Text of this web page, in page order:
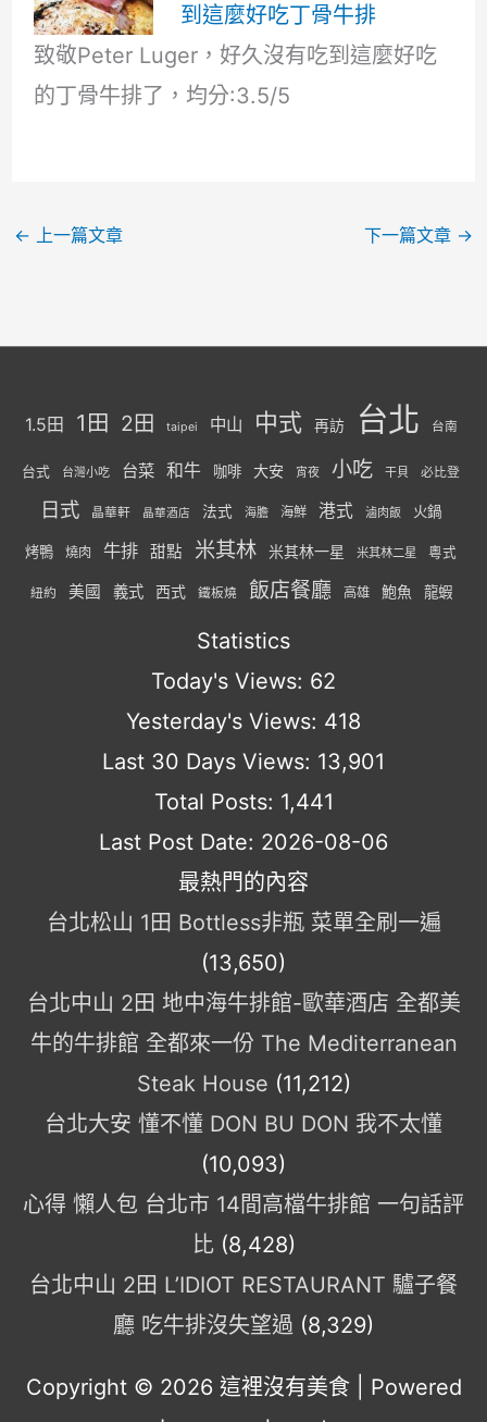
到這麼好吃丁骨牛排
致敬Peter Luger，好久沒有吃到這麼好吃
的丁骨牛排了，均分:3.5/5
← 上一篇文章 下一篇文章 →
1.5田 1田 2田 taipei 中山 中式 再訪 台北 台南
台式 台灣小吃 台菜 和牛 咖啡 大安 宵夜 小吃 干貝 必比登
日式 晶華軒 晶華酒店 法式 海膽 海鮮 港式 滷肉飯 火鍋
烤鴨 燒肉 牛排 甜點 米其林 米其林一星 米其林二星 粵式
紐約 美國 義式 西式 鐵板燒 飯店餐廳 高雄 鮑魚 龍蝦
Statistics
Today's Views: 62
Yesterday's Views: 418
Last 30 Days Views: 13,901
Total Posts: 1,441
Last Post Date: 2026-08-06
最熱門的內容
台北松山 1田 Bottless非瓶 菜單全刷一遍
(13,650)
台北中山 2田 地中海牛排館-歐華酒店 全都美
牛的牛排館 全都來一份 The Mediterranean
Steak House (11,212)
台北大安 懂不懂 DON BU DON 我不太懂
(10,093)
心得 懶人包 台北市 14間高檔牛排館 一句話評
比 (8,428)
台北中山 2田 L’IDIOT RESTAURANT 驢子餐
廳 吃牛排沒失望過 (8,329)
Copyright © 2026 這裡沒有美食 | Powered